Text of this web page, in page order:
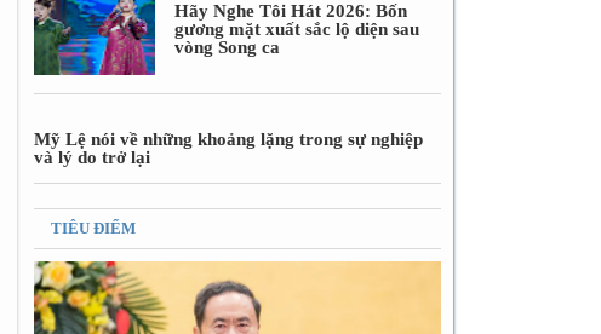
Hãy Nghe Tôi Hát 2026: Bốn
gương mặt xuất sắc lộ diện sau
vòng Song ca
Mỹ Lệ nói về những khoảng lặng trong sự nghiệp
và lý do trở lại
TIÊU ĐIỂM